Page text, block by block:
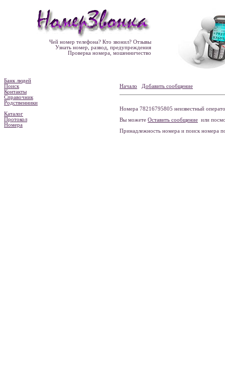
Чей номер телефона? Кто звонил? Отзывы
Узнать номер, развод, предупреждения
Проверка номера, мошенничество
Банк людей
Поиск
Контакты
Справочник
Родственники
Каталог
Протокол
Номера
Начало Добавить сообщение
Номера 78216795805 неизвестный
Вы можете Оставить сообщение или
Принадлежность номера и поиск номера